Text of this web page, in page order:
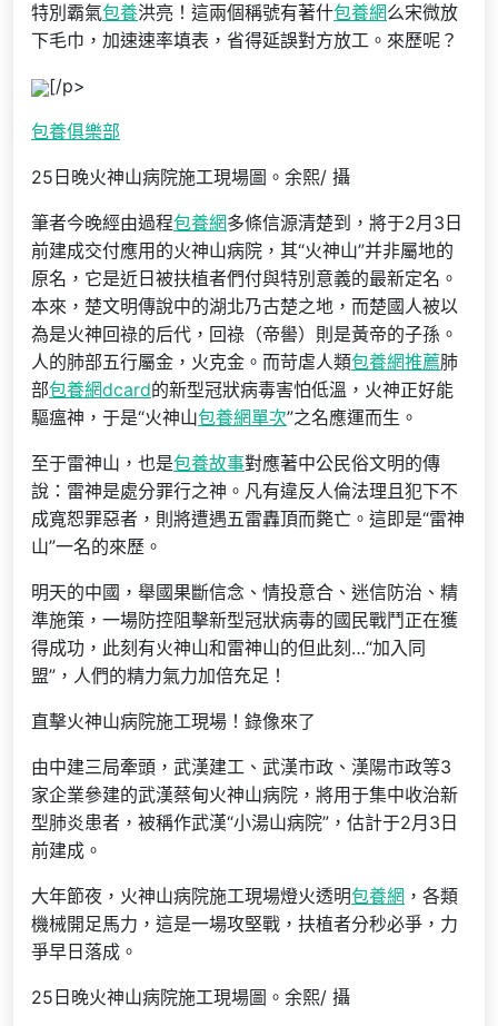
特別霸氣包養洪亮！這兩個稱號有著什包養網么宋微放
下毛巾，加速速率填表，省得延誤對方放工。來歷呢？
[/p>
包養俱樂部
25日晚火神山病院施工現場圖。余熙/ 攝
筆者今晚經由過程包養網多條信源清楚到，將于2月3日
前建成交付應用的火神山病院，其“火神山”并非屬地的
原名，它是近日被扶植者們付與特別意義的最新定名。
本來，楚文明傳說中的湖北乃古楚之地，而楚國人被以
為是火神回祿的后代，回祿（帝嚳）則是黃帝的子孫。
人的肺部五行屬金，火克金。而苛虐人類包養網推薦肺
部包養網dcard的新型冠狀病毒害怕低溫，火神正好能
驅瘟神，于是“火神山包養網單次”之名應運而生。
至于雷神山，也是包養故事對應著中公民俗文明的傳
說：雷神是處分罪行之神。凡有違反人倫法理且犯下不
成寬恕罪惡者，則將遭遇五雷轟頂而斃亡。這即是“雷神
山”一名的來歷。
明天的中國，舉國果斷信念、情投意合、迷信防治、精
準施策，一場防控阻擊新型冠狀病毒的國民戰鬥正在獲
得成功，此刻有火神山和雷神山的但此刻…“加入同
盟”，人們的精力氣力加倍充足！
直擊火神山病院施工現場！錄像來了
由中建三局牽頭，武漢建工、武漢市政、漢陽市政等3
家企業參建的武漢蔡甸火神山病院，將用于集中收治新
型肺炎患者，被稱作武漢“小湯山病院”，估計于2月3日
前建成。
大年節夜，火神山病院施工現場燈火透明包養網 ，各類
機械開足馬力，這是一場攻堅戰，扶植者分秒必爭，力
爭早日落成。
25日晚火神山病院施工現場圖。余熙/ 攝